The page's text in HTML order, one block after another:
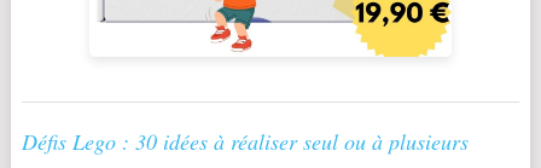
Défis Lego : 30 idées à réaliser seul ou à plusieurs